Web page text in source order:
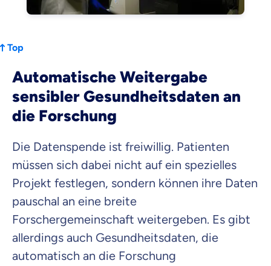
Top
Automatische Weitergabe
sensibler Gesundheitsdaten an
die Forschung
Die Datenspende ist freiwillig. Patienten
müssen sich dabei nicht auf ein spezielles
Projekt festlegen, sondern können ihre Daten
pauschal an eine breite
Forschergemeinschaft weitergeben. Es gibt
allerdings auch Gesundheitsdaten, die
automatisch an die Forschung